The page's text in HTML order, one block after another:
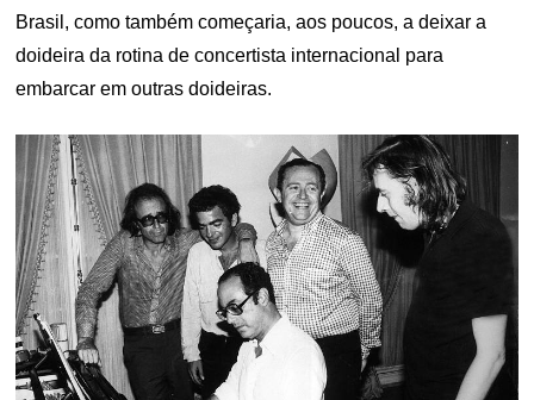
Brasil, como também começaria, aos poucos, a deixar a
doideira da rotina de concertista internacional para
embarcar em outras doideiras.